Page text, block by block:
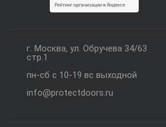
г. Москва, ул. Обручева 34/63
стр.1
пн-сб с 10-19 вс выходной
info@protectdoors.ru